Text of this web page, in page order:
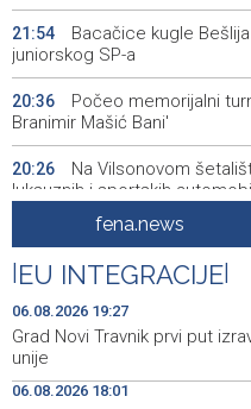
21:54
Bacačice kugle
juniorskog SP-a
20:36
Počeo memorijalni
Branimir Mašić Bani'
20:26
Na Vilsonovom
luksuznih i sportskih
Announcement of
19:55
Drugi Festival bakri
Livna
19:45
Novi Travnik receives
heritage project
fena.news
EU INTEGRACIJE
06.08.2026 19:27
Grad Novi Travnik prvi put
unije
06.08.2026 18:01